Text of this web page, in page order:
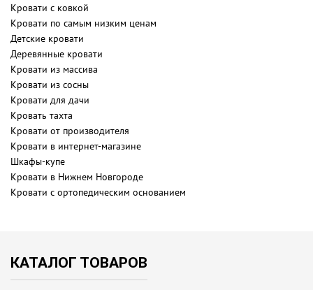
Кровати с ковкой
Кровати по самым низким ценам
Детские кровати
Деревянные кровати
Кровати из массива
Кровати из сосны
Кровати для дачи
Кровать тахта
Кровати от производителя
Кровати в интернет-магазине
Шкафы-купе
Кровати в Нижнем Новгороде
Кровати с ортопедическим основанием
КАТАЛОГ ТОВАРОВ